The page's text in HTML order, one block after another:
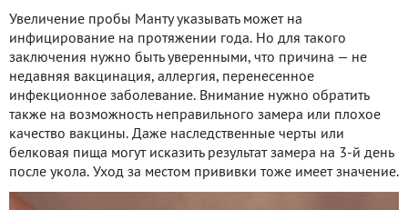
Увеличение пробы Манту указывать может на
инфицирование на протяжении года. Но для такого
заключения нужно быть уверенными, что причина — не
недавняя вакцинация, аллергия, перенесенное
инфекционное заболевание. Внимание нужно обратить
также на возможность неправильного замера или плохое
качество вакцины. Даже наследственные черты или
белковая пища могут исказить результат замера на 3-й день
после укола. Уход за местом прививки тоже имеет значение.